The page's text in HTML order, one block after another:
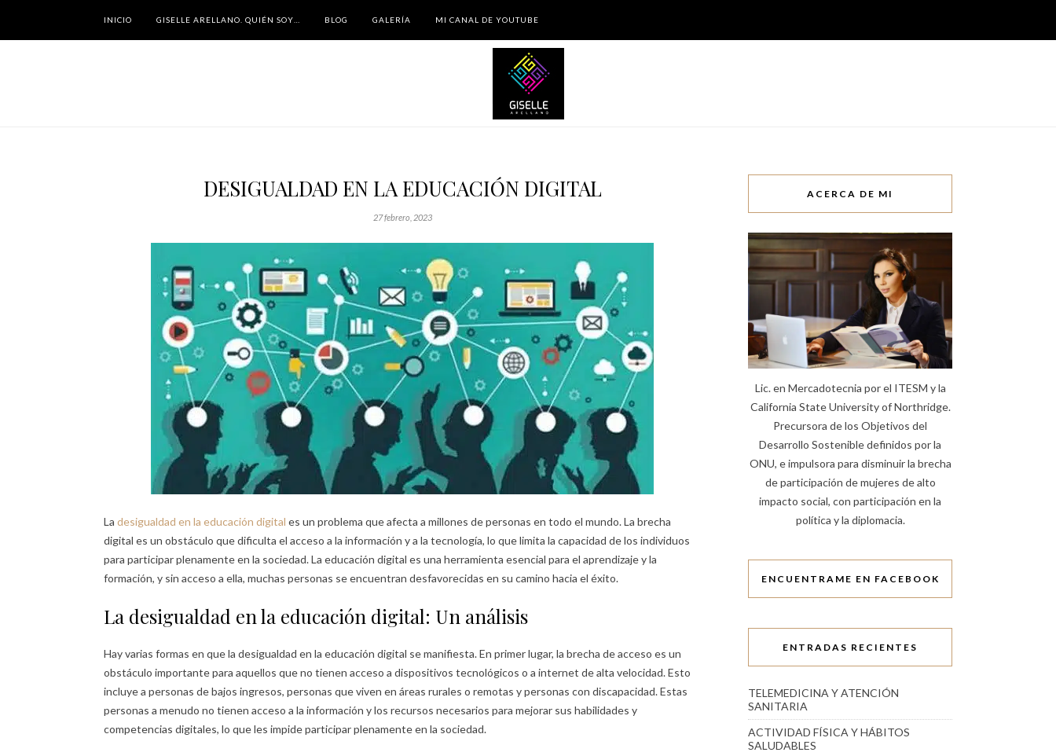
INICIO GISELLE ARELLANO. QUIÉN SOY… BLOG GALERÍA MI CANAL DE YOUTUBE
DESIGUALDAD EN LA EDUCACIÓN DIGITAL
27 febrero, 2023
La desigualdad en la educación digital es un problema que afecta a millones de personas en todo el mundo. La brecha
digital es un obstáculo que dificulta el acceso a la información y a la tecnología, lo que limita la capacidad de los individuos
para participar plenamente en la sociedad. La educación digital es una herramienta esencial para el aprendizaje y la
formación, y sin acceso a ella, muchas personas se encuentran desfavorecidas en su camino hacia el éxito.
La desigualdad en la educación digital: Un análisis
Hay varias formas en que la desigualdad en la educación digital se manifiesta. En primer lugar, la brecha de acceso es un
obstáculo importante para aquellos que no tienen acceso a dispositivos tecnológicos o a internet de alta velocidad. Esto
incluye a personas de bajos ingresos, personas que viven en áreas rurales o remotas y personas con discapacidad. Estas
personas a menudo no tienen acceso a la información y los recursos necesarios para mejorar sus habilidades y
competencias digitales, lo que les impide participar plenamente en la sociedad.
ACERCA DE MI
Lic. en Mercadotecnia por el ITESM y la
California State University of Northridge.
Precursora de los Objetivos del
Desarrollo Sostenible definidos por la
ONU, e impulsora para disminuir la brecha
de participación de mujeres de alto
impacto social, con participación en la
política y la diplomacia.
ENCUENTRAME EN FACEBOOK
ENTRADAS RECIENTES
TELEMEDICINA Y ATENCIÓN
SANITARIA
ACTIVIDAD FÍSICA Y HÁBITOS
SALUDABLES